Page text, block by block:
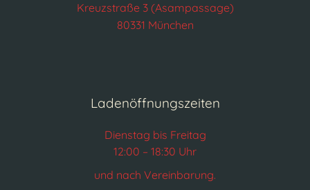
Kreuzstraße 3 (Asampassage)
80331 München
Ladenöffnungszeiten
Dienstag bis Freitag
12:00 – 18:30 Uhr
und nach Vereinbarung.